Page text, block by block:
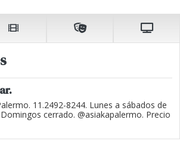
11.2492-8244. Lunes a sábados de
cerrado. @asiakapalermo. Precio